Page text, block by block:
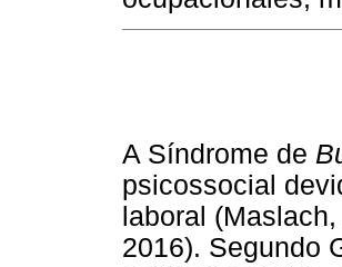
A Síndrome de
psicossocial
laboral
2016). Segundo